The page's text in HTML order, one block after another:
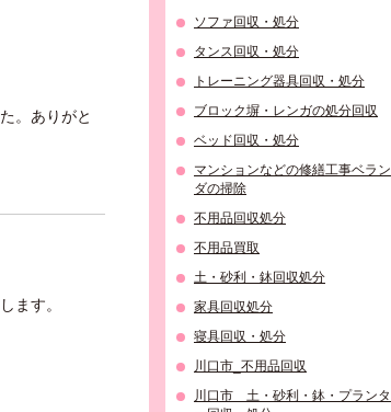
。ありがと
ます。
ソファ回収・処分
タンス回収・処分
トレーニング器具回収・処分
ブロック塀・レンガの処分回収
ベッド回収・処分
マンションなどの修繕工事ベラン
ダの掃除
不用品回収処分
不用品買取
土・砂利・鉢回収処分
家具回収処分
寝具回収・処分
川口市_不用品回収
川口市 土・砂利・鉢・プランタ